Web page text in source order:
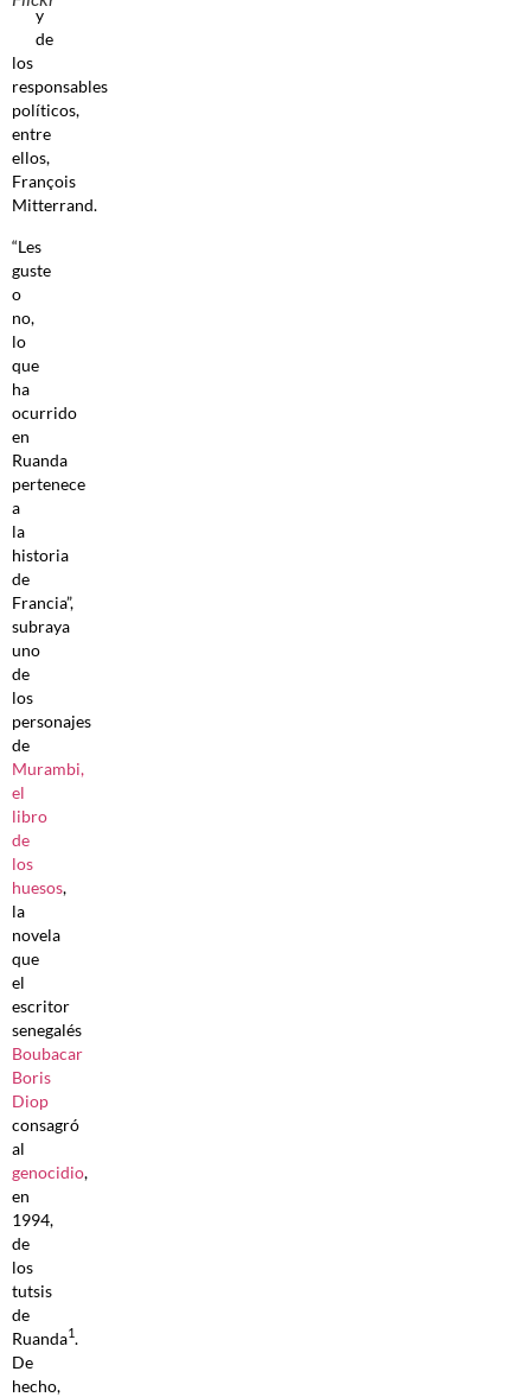
y
de
los
responsables
políticos,
entre
ellos,
François
Mitterrand.
“Les
guste
o
no,
lo
que
ha
ocurrido
en
Ruanda
pertenece
a
la
historia
de
Francia”,
subraya
uno
de
los
personajes
de
Murambi,
el
libro
de
los
huesos,
la
novela
que
el
escritor
senegalés
Boubacar
Boris
Diop
consagró
al
genocidio,
en
1994,
de
los
tutsis
de
Ruanda1.
De
hecho,